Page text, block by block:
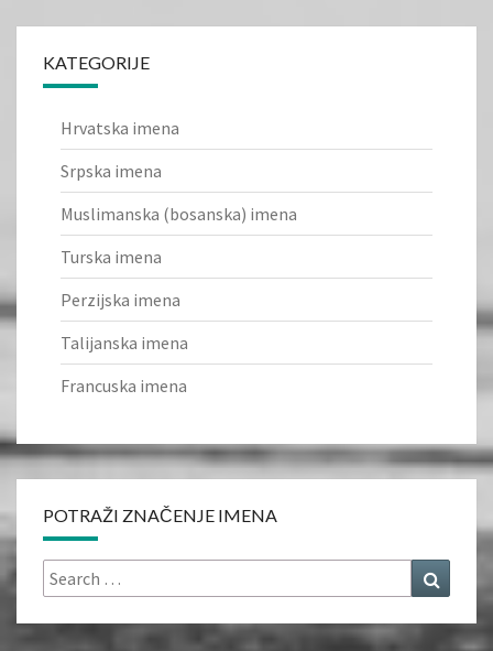
KATEGORIJE
Hrvatska imena
Srpska imena
Muslimanska (bosanska) imena
Turska imena
Perzijska imena
Talijanska imena
Francuska imena
POTRAŽI ZNAČENJE IMENA
Search
for: